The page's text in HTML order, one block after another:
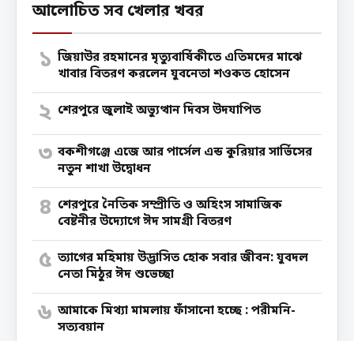
আলোচিত সব খেলার খবর
১ জিয়াউর রহমানের মৃত্যুবার্ষিকীতে এতিমদের মাঝে
খাবার বিতরণ করলেন যুবনেতা শওকত হোসেন
২ শেরপুরে জুলাই অভ্যুত্থান দিবস উদযাপিত
৩ বকশীগঞ্জে এজে আর পার্সেল এন্ড কুরিয়ার সার্ভিসের
নতুন শাখা উদ্বোধন
৪ শেরপুরে নৈতিক সম্প্রীতি ও অহিংস সামাজিক
বেষ্টনীর উদ্যোগে ঈদ সামগ্রী বিতরণ
৫ ‎ত্যাগের মহিমায় উদ্ভাসিত হোক সবার জীবন: যুবদল
নেতা মিঠুর ঈদ শুভেচ্ছা
৬ আমাকে মিথ্যা মামলায় ফাঁসানো হচ্ছে : পরীমনি-
সত্যবয়ান